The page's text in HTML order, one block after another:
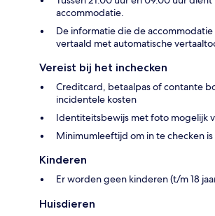
accommodatie.
De informatie die de
vertaald met automatische
Vereist bij het inchecken
Creditcard, betaalpas of contante
incidentele kosten
Identiteitsbewijs met foto mogelijk
Minimumleeftijd om in te checken is
Kinderen
Er worden geen kinderen (t/m 18
Huisdieren